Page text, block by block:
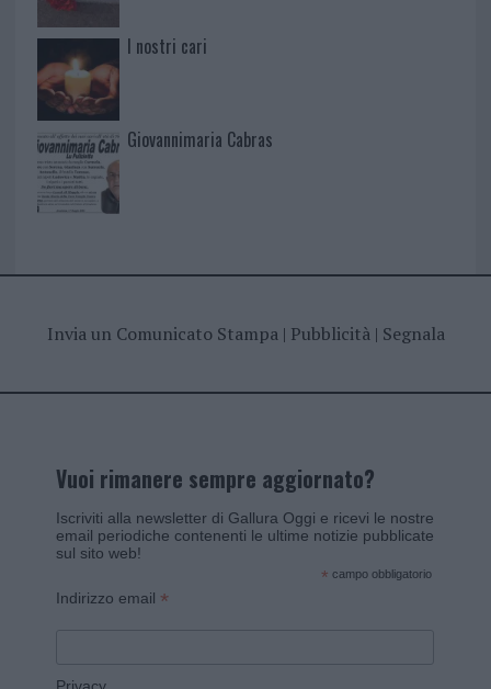
I nostri cari
Giovannimaria Cabras
Invia un Comunicato Stampa| Pubblicità| Segnala
Vuoi rimanere sempre aggiornato?
Iscriviti alla newsletter di Gallura Oggi e ricevi le nostre
email periodiche contenenti le ultime notizie pubblicate
sul sito web!
* campo obbligatorio
Indirizzo email *
Privacy